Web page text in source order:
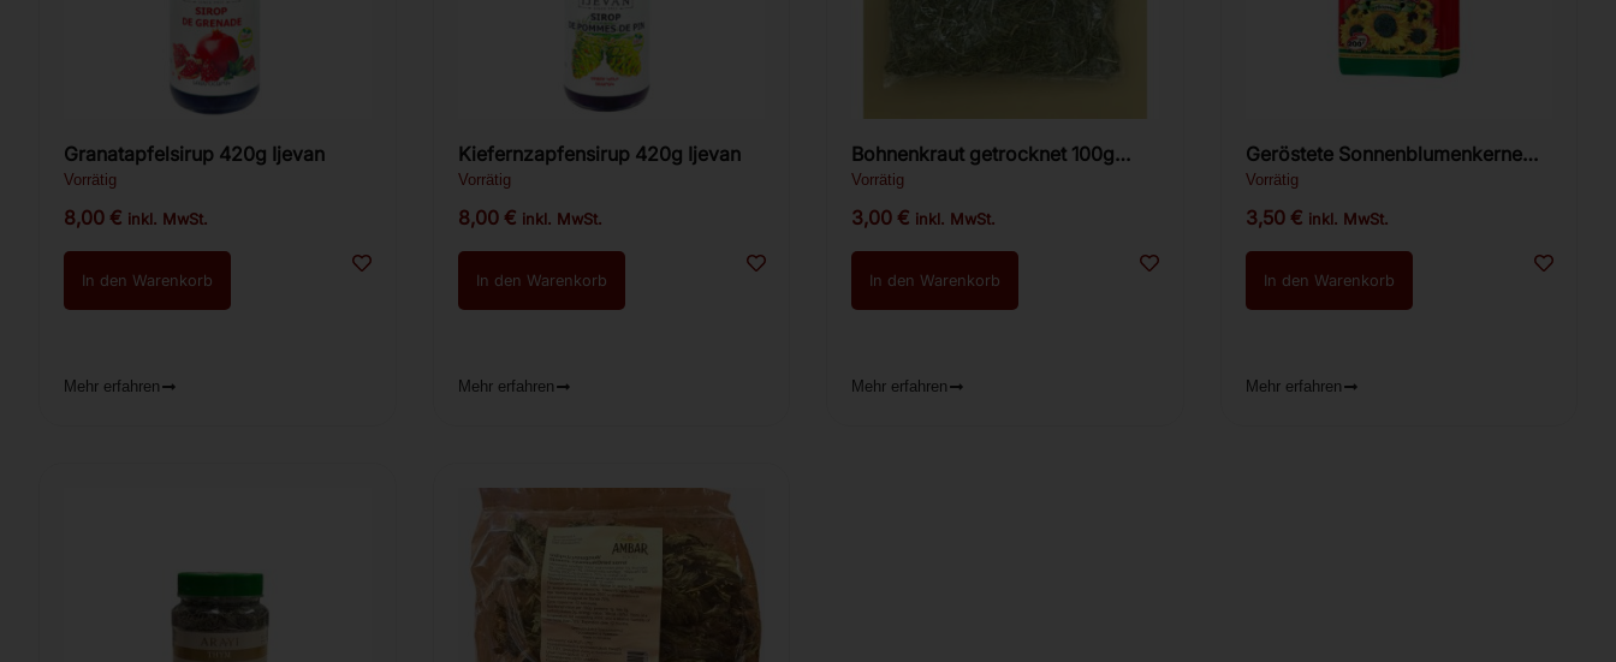
Granatapfelsirup 420g Ijevan
Vorrätig
8,00 € inkl. MwSt.
In den Warenkorb
Mehr erfahren
Kiefernzapfensirup 420g Ijevan
Vorrätig
8,00 € inkl. MwSt.
In den Warenkorb
Mehr erfahren
Bohnenkraut getrocknet 100g
(Ծիտրոն)
Vorrätig
3,00 € inkl. MwSt.
In den Warenkorb
Mehr erfahren
Geröstete Sonnenblumenkerne
mit Schale – Ot Martina, 200 g
Vorrätig
3,50 € inkl. MwSt.
In den Warenkorb
Mehr erfahren